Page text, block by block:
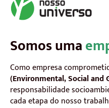
Somos uma
Como empresa
(Environmental, Social and
responsabilidade
cada etapa do nosso